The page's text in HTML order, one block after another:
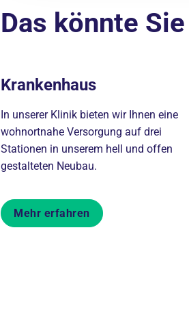
Das könnte
Krankenhaus
In unserer Klinik bieten wir Ihnen eine
wohnortnahe Versorgung auf drei
Stationen in unserem hell und offen
gestalteten Neubau.
Mehr erfahren